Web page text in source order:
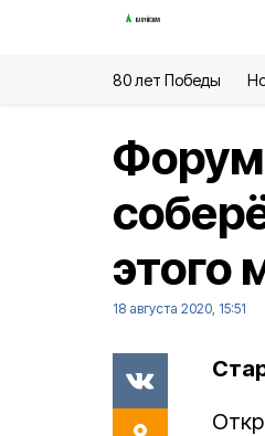
80 лет Победы
Форум
этого
18 августа 2020, 15:51